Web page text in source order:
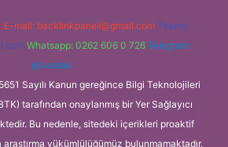
E-mail: backlinkpaneli@gmail.com Teams:
Whatsapp: 0262 606 0 726 Telegram:
@karabul
Sayılı Kanun gereğince Bilgi Teknolojileri
tarafından onaylanmış bir Yer Sağlayıcı
Bu nedenle, sitedeki içerikleri proaktif
yükümlülüğümüz bulunmamaktadır.